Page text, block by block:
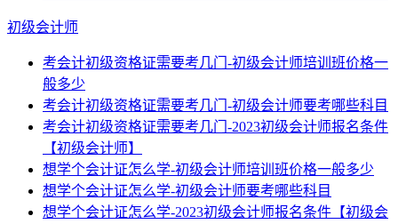
初级会计师
考会计初级资格证需要考几门-初级会计师培训班价格一
般多少
考会计初级资格证需要考几门-初级会计师要考哪些科目
考会计初级资格证需要考几门-2023初级会计师报名条件
【初级会计师】
想学个会计证怎么学-初级会计师培训班价格一般多少
想学个会计证怎么学-初级会计师要考哪些科目
想学个会计证怎么学-2023初级会计师报名条件【初级会